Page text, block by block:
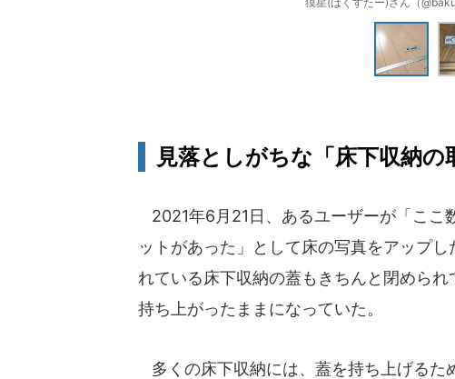
見落としがちな「床下収納の
2021年6月21日、あるユーザーが「ここ
ットがあった」として床の写真をアップ
れている床下収納の蓋もきちんと閉めら
持ち上がったままになっていた。
多くの床下収納には、蓋を持ち上げるた